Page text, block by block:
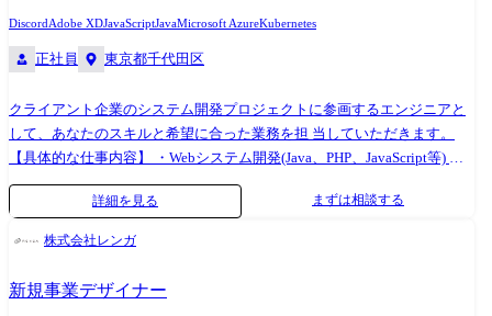
ラットフォームのバックエンド設計・実装・運用 ・LLM(OpenAI, Claude
リ/ プロンプトの監視・最適化・リトライ設計など、信頼性の高いデータ
処理基盤の構築 ・可観測性(logging / metrics / tracing)やアラート設計によ
る運用負荷の最小化 ・プロダクトの可用性やユーザー体験を意識したパ
フォーマンス改善・障害対応フロー整備
Discord Adobe XDJavaScriptJavaMicrosoft AzureKubernetes
正社員 東京都千代⽥区
クライアント企業のシステム開発プロジェクトに参画するエンジニアと
して、あなたのスキルと希望に合った業務を担 当していただきます。
【具体的な仕事内容】 ・Webシステム開発(Java、PHP、JavaScript等) ・
モバイルアプリ開発 ・インフラ構築・運⽤ ・上流⼯程(要件定義、設計)
・テスト、運⽤保守 ★当社は1000社以上の企業と取引があり、常時7000
くないこと」を明確にヒアリングし、 希望に沿った案件をご紹介しま
す。 案件選びは完全に本⼈主導で、強制的なアサインは⼀切ありませ
詳細を見る まずは相談する
株式会社レンガ
新規事業デザイナー